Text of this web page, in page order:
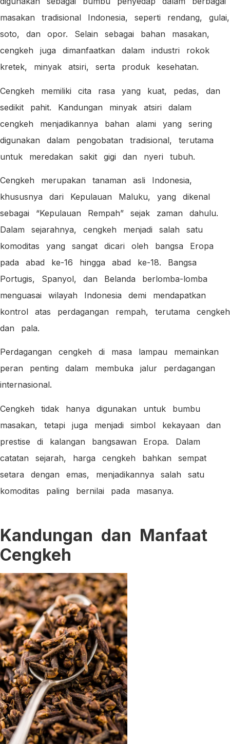
masakan tradisional Indonesia, seperti rendang, gulai,
soto, dan opor. Selain sebagai bahan masakan,
cengkeh juga dimanfaatkan dalam industri rokok
kretek, minyak atsiri, serta produk kesehatan.
Cengkeh memiliki cita rasa yang kuat, pedas, dan
sedikit pahit. Kandungan minyak atsiri dalam
cengkeh menjadikannya bahan alami yang sering
digunakan dalam pengobatan tradisional, terutama
untuk meredakan sakit gigi dan nyeri tubuh.
Cengkeh merupakan tanaman asli Indonesia,
khususnya dari Kepulauan Maluku, yang dikenal
sebagai “Kepulauan Rempah” sejak zaman dahulu.
Dalam sejarahnya, cengkeh menjadi salah satu
komoditas yang sangat dicari oleh bangsa Eropa
pada abad ke-16 hingga abad ke-18. Bangsa
Portugis, Spanyol, dan Belanda berlomba-lomba
menguasai wilayah Indonesia demi mendapatkan
kontrol atas perdagangan rempah, terutama cengkeh
dan pala.
Perdagangan cengkeh di masa lampau memainkan
peran penting dalam membuka jalur perdagangan
internasional.
Cengkeh tidak hanya digunakan untuk bumbu
masakan, tetapi juga menjadi simbol kekayaan dan
prestise di kalangan bangsawan Eropa. Dalam
catatan sejarah, harga cengkeh bahkan sempat
setara dengan emas, menjadikannya salah satu
komoditas paling bernilai pada masanya.
Kandungan dan Manfaat
Cengkeh